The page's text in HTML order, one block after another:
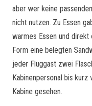
aber wer keine
nicht nutzen. Zu Essen
warmes Essen und direkt
Form eine belegten
jeder Fluggast zwei
Kabinenpersonal bis
Kabine gesehen.